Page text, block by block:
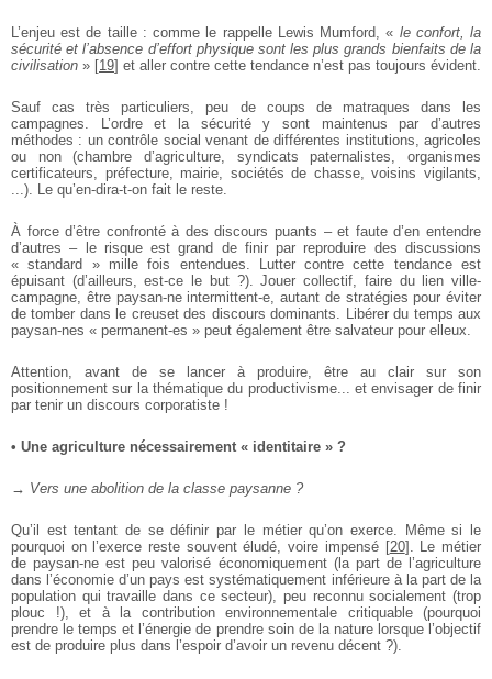
L’enjeu est de taille : comme le rappelle Lewis Mumford, « le confort, la
sécurité et l’absence d’effort physique sont les plus grands bienfaits de la
civilisation » [19] et aller contre cette tendance n’est pas toujours évident.
Sauf cas très particuliers, peu de coups de matraques dans les
campagnes. L’ordre et la sécurité y sont maintenus par d’autres
méthodes : un contrôle social venant de différentes institutions, agricoles
ou non (chambre d’agriculture, syndicats paternalistes,
organismes
certificateurs, préfecture, mairie, sociétés de chasse,
voisins vigilants,
...). Le qu’en-dira-t-on fait le reste.
À force d’être confronté à des discours puants – et faute d’en entendre
d’autres – le risque est grand de finir par reproduire des discussions
« standard » mille fois entendues. Lutter contre cette tendance est
épuisant (d’ailleurs, est-ce le but ?). Jouer collectif, fairedu lien ville-
campagne, être paysan-ne intermittent-e, autant destratégies pour éviter
de tomber dans le creuset des discours dominants. Libérer du temps aux
paysan-nes « permanent-es » peut également être salvateur pour elleux.
Attention, avant de se lancer à produire, être au clair sur son
positionnement sur la thématique du productivisme... et envisager de finir
par tenir un discours corporatiste !
• Une agriculture nécessairement « identitaire » ?
→ Vers une abolition de la classe paysanne ?
Qu’il est tentant de se définir par le métier qu’on exerce. Mêmesi le
pourquoi on l’exerce reste souvent éludé, voire impensé[20] . Le métier
de paysan-ne est peu valorisé économiquement (la part del’agriculture
dans l’économie d’un pays est systématiquement inférieure à la part de la
population qui travaille dans ce secteur), peu reconnu socialement (trop
plouc !), et à la contributionenvironnementale critiquable (pourquoi
prendre le temps et l’énergie de prendre soin de la nature lorsque l’objectif
est de produire plus dans l’espoir d’avoir un revenu décent ?).